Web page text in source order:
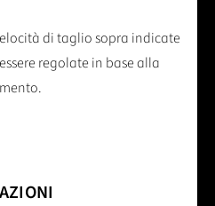
di taglio sopra indicate
regolate in base alla